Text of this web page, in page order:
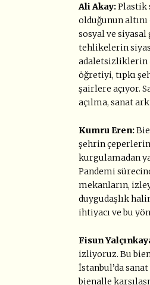
Ali Akay:Plastik
olduğunun
sosyal ve
tehlikelerin
adaletsizliklerin
öğretiyi, tıpkı
şairlere açıyor.
açılma, sanat
Kumru Eren:
şehrin
kurgulamadan
Pandemi
mekanların,
duygudaşlık
ihtiyacı ve bu
Fisun
izliyoruz. Bu
İstanbul’da
bienalle